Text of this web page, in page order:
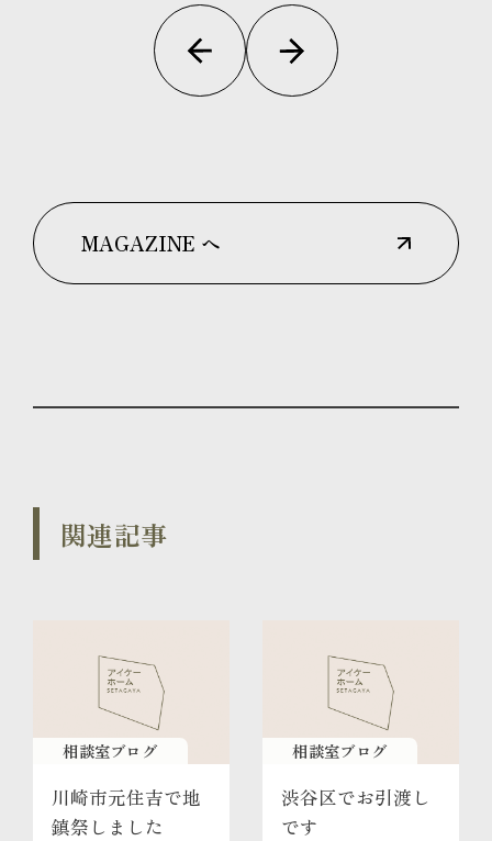
MAGAZINE へ
関連記事
相談室ブログ
川崎市元住吉で地
鎮祭しました
相談室ブログ
渋谷区でお引渡し
です